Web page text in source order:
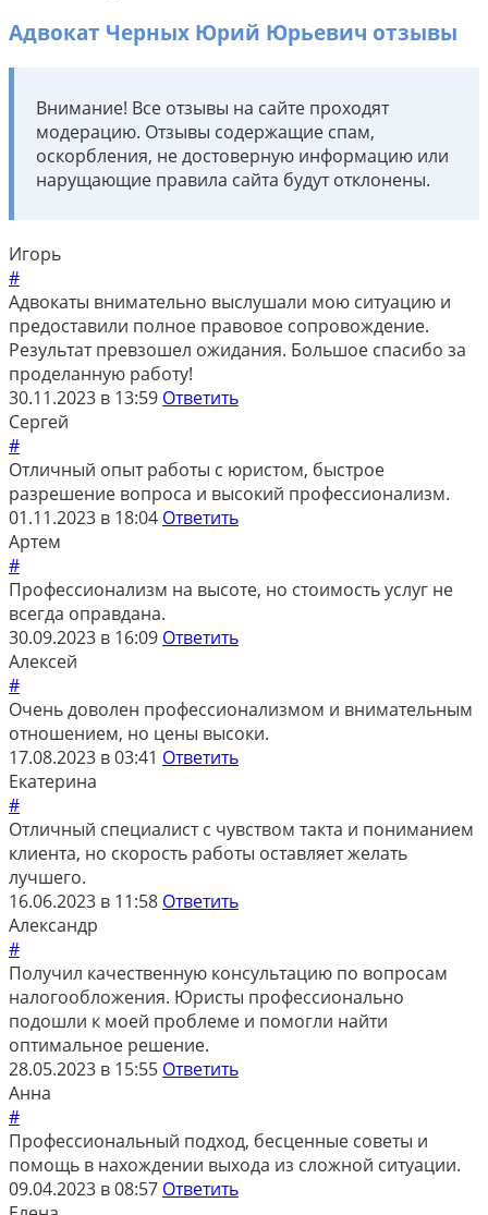
Адвокат Черных Юрий Юрьевич отзывы
Внимание! Все отзывы на сайте проходят
модерацию. Отзывы содержащие спам,
оскорбления, не достоверную информацию или
нарущающие правила сайта будут отклонены.
Игорь
#
Адвокаты внимательно выслушали мою ситуацию и
предоставили полное правовое сопровождение.
Результат превзошел ожидания. Большое спасибо за
проделанную работу!
30.11.2023 в 13:59 Ответить
Сергей
#
Отличный опыт работы с юристом, быстрое
разрешение вопроса и высокий профессионализм.
01.11.2023 в 18:04 Ответить
Артем
#
Профессионализм на высоте, но стоимость услуг не
всегда оправдана.
30.09.2023 в 16:09 Ответить
Алексей
#
Очень доволен профессионализмом и внимательным
отношением, но цены высоки.
17.08.2023 в 03:41 Ответить
Екатерина
#
Отличный специалист с чувством такта и пониманием
клиента, но скорость работы оставляет желать
лучшего.
16.06.2023 в 11:58 Ответить
Александр
#
Получил качественную консультацию по вопросам
налогообложения. Юристы профессионально
подошли к моей проблеме и помогли найти
оптимальное решение.
28.05.2023 в 15:55 Ответить
Анна
#
Профессиональный подход, бесценные советы и
помощь в нахождении выхода из сложной ситуации.
09.04.2023 в 08:57 Ответить